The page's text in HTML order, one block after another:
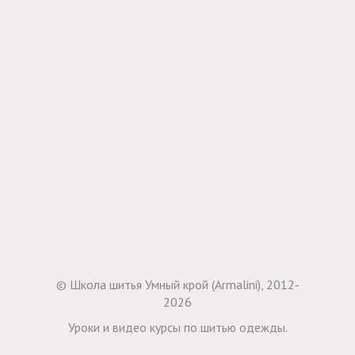
© Школа шитья Умный крой (Armalini), 2012-
2026
Уроки и видео курсы по шитью одежды.